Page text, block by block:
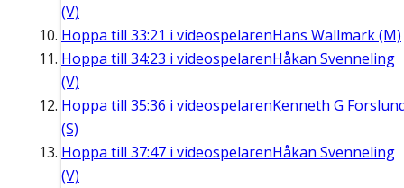
(V)
Hoppa till 33:21 i videospelarenHans Wallmark (M)
Hoppa till 34:23 i videospelarenHåkan Svenneling
(V)
Hoppa till 35:36 i videospelarenKenneth G
(S)
Hoppa till 37:47 i videospelarenHåkan Svenneling
(V)